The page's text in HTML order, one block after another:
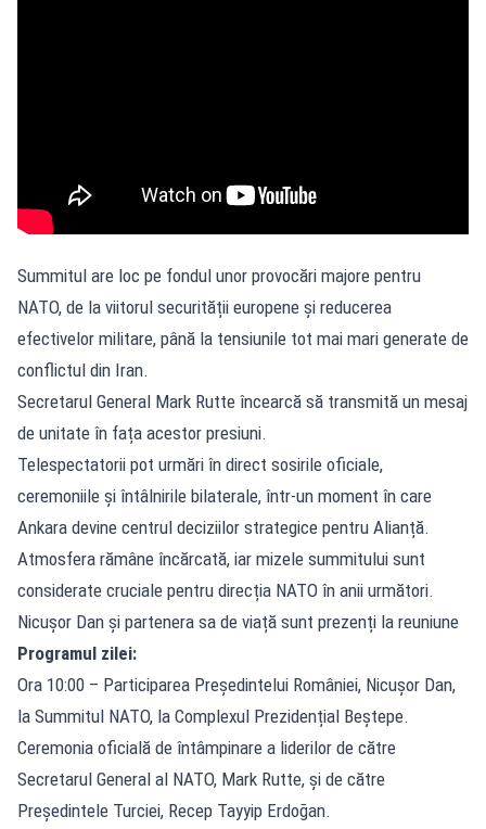
Summitul are loc pe fondul unor provocări majore pentru
NATO, de la viitorul securității europene și reducerea
efectivelor militare, până la tensiunile tot mai mari generate de
conflictul din Iran.
Secretarul General Mark Rutte încearcă să transmită un mesaj
de unitate în fața acestor presiuni.
Telespectatorii pot urmări în direct sosirile oficiale,
ceremoniile și întâlnirile bilaterale, într-un moment în care
Ankara devine centrul deciziilor strategice pentru Alianță.
Atmosfera rămâne încărcată, iar mizele summitului sunt
considerate cruciale pentru direcția NATO în anii următori.
Nicușor Dan și partenera sa de viață sunt prezenți la reuniune
Programul zilei:
Ora 10:00 – Participarea Președintelui României, Nicușor Dan,
la Summitul NATO, la Complexul Prezidențial Beștepe.
Ceremonia oficială de întâmpinare a liderilor de către
Secretarul General al NATO, Mark Rutte, și de către
Președintele Turciei, Recep Tayyip Erdoğan.